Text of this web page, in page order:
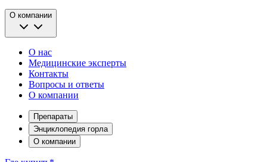
О компании
О нас
Медицинские эксперты
Контакты
Вопросы и ответы
О компании
Препараты
Энциклопедия горла
О компании